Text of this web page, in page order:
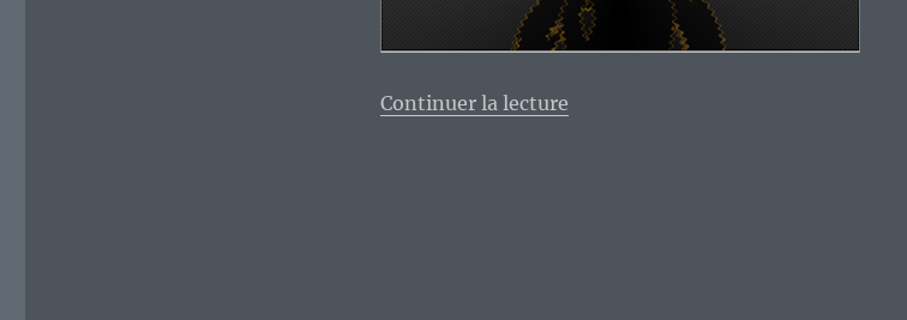
Continuer la lecturede « Zenix 2.0 : une distribution Zen